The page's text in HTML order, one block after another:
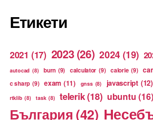
Етикети
2021 (17) 2023 (26) 2024 (19)
autocad (8) burn (9) calculator (9) calorie (9)
c sharp (9) exam (11) gnss (8) javascript (12)
rtklib (8) task (8) telerik(18) ubuntu (16)
България (42)